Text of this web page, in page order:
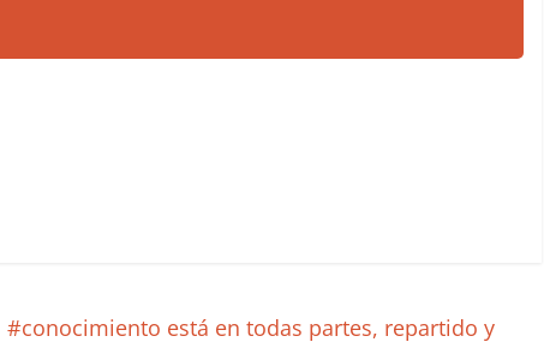
#conocimiento está en todas partes, repartido y